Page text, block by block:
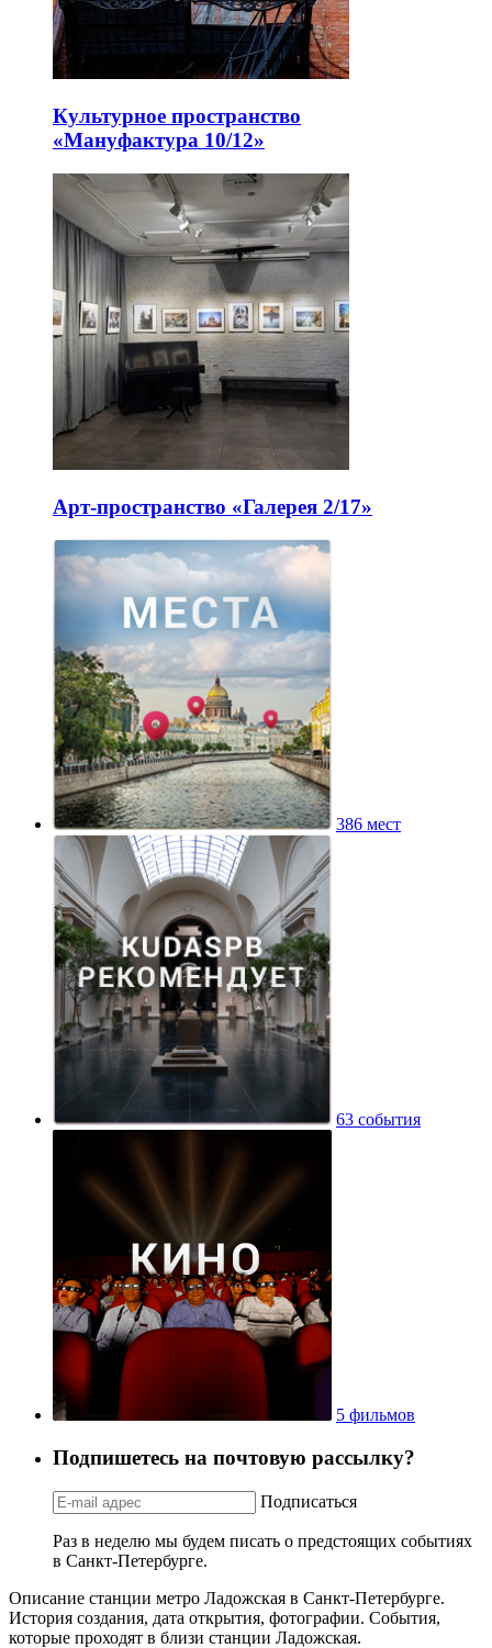
Культурное пространство
«Мануфактура 10/12»
Арт-пространство «Галерея 2/17»
386 мест
63 события
5 фильмов
Подпишетесь на почтовую рассылку?
Подписаться
Раз в неделю мы будем писать о предстоящих событиях
в Санкт-Петербурге.
Описание станции метро Ладожская в Санкт-Петербурге.
История создания, дата открытия, фотографии. События,
которые проходят в близи станции Ладожская.